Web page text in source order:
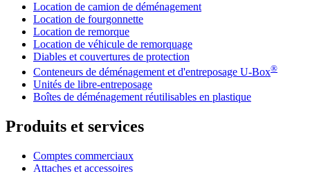
Location de camion de déménagement
Location de fourgonnette
Location de remorque
Location de véhicule de remorquage
Diables et couvertures de protection
Conteneurs de déménagement et d'entreposage U-Box®
Unités de libre-entreposage
Boîtes de déménagement réutilisables en plastique
Produits et services
Comptes commerciaux
Attaches et accessoires